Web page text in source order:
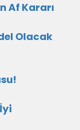
Af Kararı
Olacak